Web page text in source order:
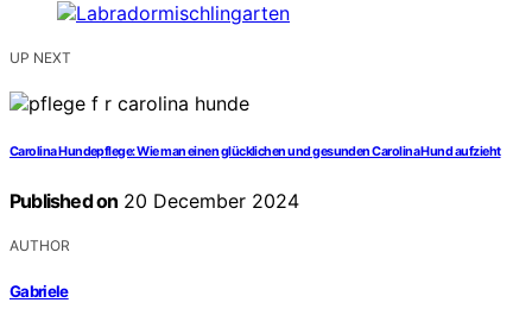
UP NEXT
Carolina Hundepflege: Wie man einen glücklichen und gesunden Carolina Hund aufzieht
Published on 20 December 2024
AUTHOR
Gabriele